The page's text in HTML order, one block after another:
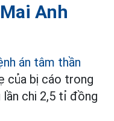
Anh
án tâm thần
của bị cáo trong
lần chi 2,5 tỉ đồng